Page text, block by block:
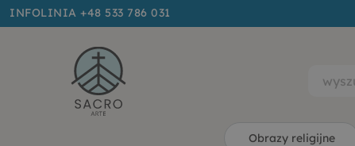
INFOLINIA +48 533 786 031
Obrazy religijne